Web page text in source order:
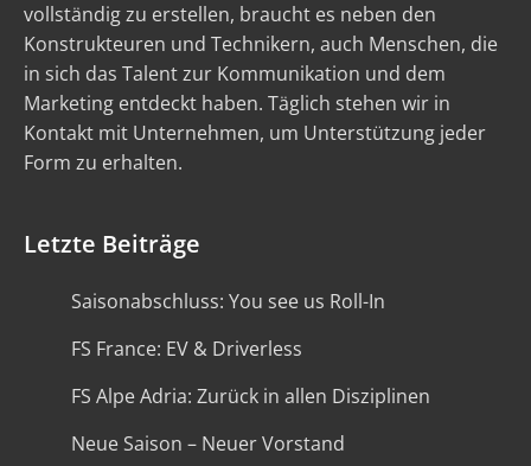
vollständig zu erstellen, braucht es neben den
Konstrukteuren und Technikern, auch Menschen, die
in sich das Talent zur Kommunikation und dem
Marketing entdeckt haben. Täglich stehen wir in
Kontakt mit Unternehmen, um Unterstützung jeder
Form zu erhalten.
Letzte Beiträge
Saisonabschluss: You see us Roll-In
FS France: EV & Driverless
FS Alpe Adria: Zurück in allen Disziplinen
Neue Saison – Neuer Vorstand